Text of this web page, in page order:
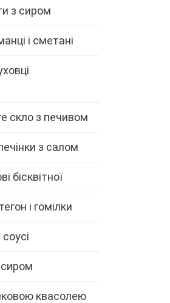
з сиром
і сметані
скло з печивом
з салом
бісквітної
і гомілки
сиром
квасолею